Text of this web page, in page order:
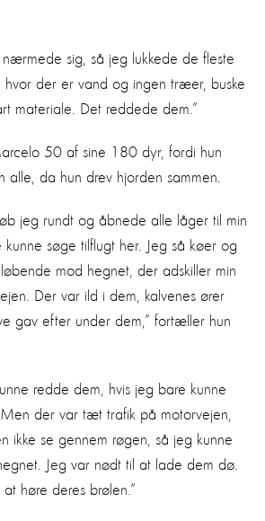
nærmede sig, så jeg lukkede de fleste
der er vand og ingen træer, buske
materiale. Det reddede dem.”
50 af sine 180 dyr, fordi hun
alle, da hun drev hjorden sammen.
jeg rundt og åbnede alle låger til min
søge tilflugt her. Jeg så køer og
mod hegnet, der adskiller min
Der var ild i dem, kalvenes ører
gav efter under dem,” fortæller hun
redde dem, hvis jeg bare kunne
der var tæt trafik på motorvejen,
ikke se gennem røgen, så jeg kunne
Jeg var nødt til at lade dem dø.
høre deres brølen.”